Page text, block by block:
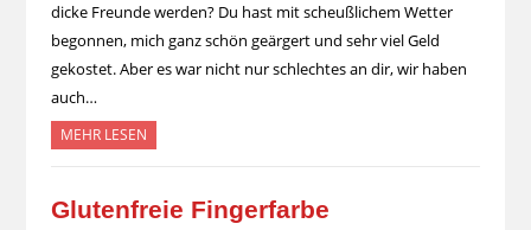
dicke Freunde werden? Du hast mit scheußlichem Wetter
begonnen, mich ganz schön geärgert und sehr viel Geld
gekostet. Aber es war nicht nur schlechtes an dir, wir haben
auch…
MEHR LESEN
Glutenfreie Fingerfarbe